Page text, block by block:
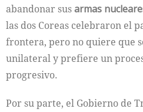
abandonar susarmas
las dos Coreas celebraron el
frontera, pero no quiere que
unilateral y prefiere un
progresivo.
Por su parte, el Gobierno de